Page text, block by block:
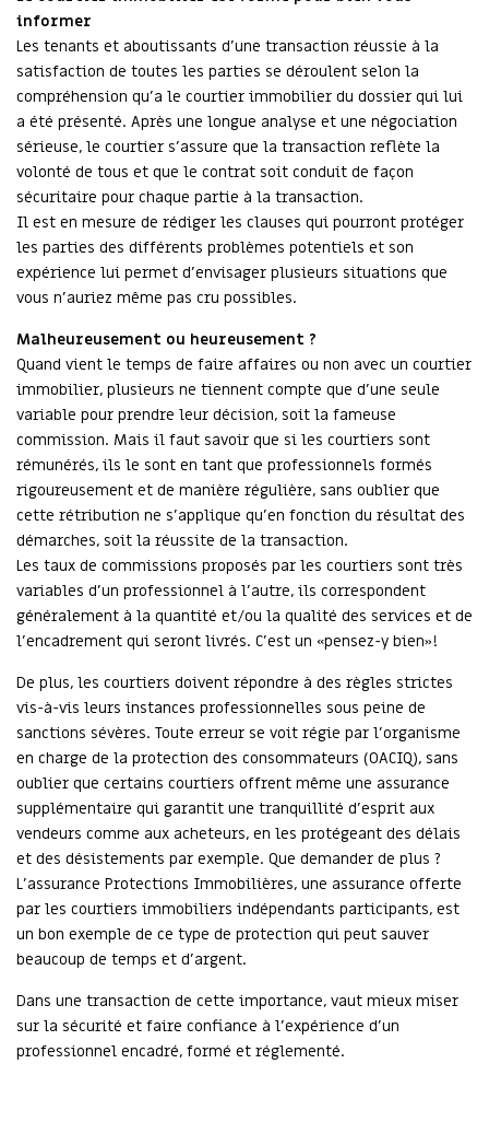
informer
Les tenants et aboutissants d’une transaction réussie à la
satisfaction de toutes les parties se déroulent selon la
compréhension qu’a le courtier immobilier du dossier qui lui
a été présenté. Après une longue analyse et une négociation
sérieuse, le courtier s’assure que la transaction reflète la
volonté de tous et que le contrat soit conduit de façon
sécuritaire pour chaque partie à la transaction.
Il est en mesure de rédiger les clauses qui pourront protéger
les parties des différents problèmes potentiels et son
expérience lui permet d’envisager plusieurs situations que
vous n’auriez même pas cru possibles.
Malheureusement ou heureusement ?
Quand vient le temps de faire affaires ou non avec un courtier
immobilier, plusieurs ne tiennent compte que d’une seule
variable pour prendre leur décision, soit la fameuse
commission. Mais il faut savoir que si les courtiers sont
rémunérés, ils le sont en tant que professionnels formés
rigoureusement et de manière régulière, sans oublier que
cette rétribution ne s’applique qu’en fonction du résultat des
démarches, soit la réussite de la transaction.
Les taux de commissions proposés par les courtiers sont très
variables d’un professionnel à l’autre, ils correspondent
généralement à la quantité et/ou la qualité des services et de
l’encadrement qui seront livrés. C’est un «pensez-y bien»!
De plus, les courtiers doivent répondre à des règles strictes
vis-à-vis leurs instances professionnelles sous peine de
sanctions sévères. Toute erreur se voit régie par l’organisme
en charge de la protection des consommateurs (OACIQ), sans
oublier que certains courtiers offrent même une assurance
supplémentaire qui garantit une tranquillité d’esprit aux
vendeurs comme aux acheteurs, en les protégeant des délais
et des désistements par exemple. Que demander de plus ?
L’assurance Protections Immobilières, une assurance offerte
par les courtiers immobiliers indépendants participants, est
un bon exemple de ce type de protection qui peut sauver
beaucoup de temps et d’argent.
Dans une transaction de cette importance, vaut mieux miser
sur la sécurité et faire confiance à l’expérience d’un
professionnel encadré, formé et réglementé.